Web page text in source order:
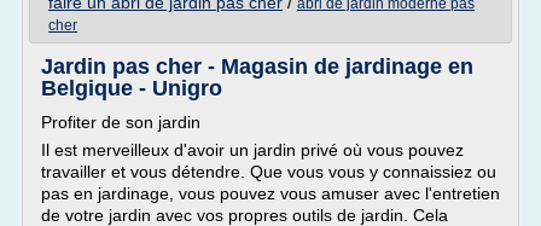
abri de jardin moderne pas
cher
Jardin pas cher - Magasin de jardinage en
Belgique - Unigro
Profiter de son jardin
Il est merveilleux d'avoir un jardin privé où vous pouvez
travailler et vous détendre. Que vous vous y connaissiez ou
pas en jardinage, vous pouvez vous amuser avec l'entretien
de votre jardin avec vos propres outils de jardin. Cela